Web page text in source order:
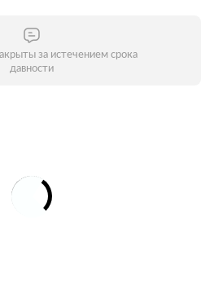
за истечением срока
давности